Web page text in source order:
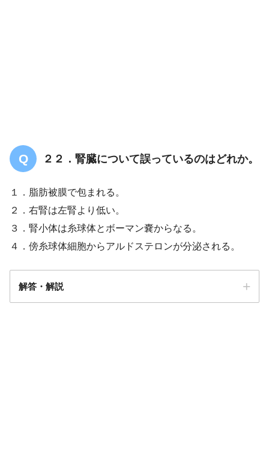
２２．腎臓について誤っているのはどれか。
１．脂肪被膜で包まれる。
２．右腎は左腎より低い。
３．腎小体は糸球体とボーマン嚢からなる。
４．傍糸球体細胞からアルドステロンが分泌される。
解答・解説